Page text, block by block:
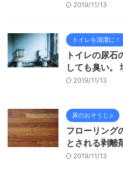
2019/11/13
トイレを清潔に！
トイレの尿石
しても臭い
2019/11/13
床のおそうじ♫
フローリング
とされる剥離
2019/11/13